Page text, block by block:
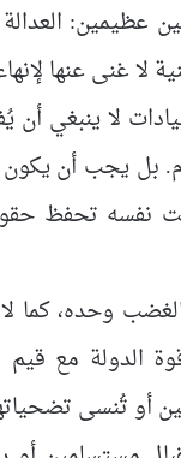
العدالة
لا غنى عنها
لا ينبغي أن
بل يجب أن
نفسه تحفظ
وحده، كما
الدولة مع
أو تُنسى